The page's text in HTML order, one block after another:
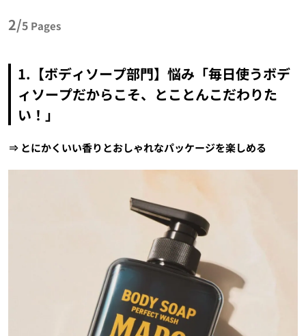
2/5 Pages
1.【ボディソープ部門】悩み「毎日使うボデ
ィソープだからこそ、とことんこだわりた
い！」
⇒ とにかくいい香りとおしゃれなパッケージを楽しめる